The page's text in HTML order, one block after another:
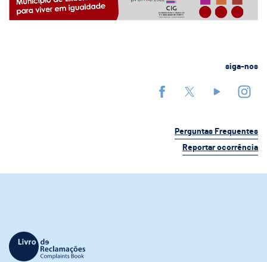
siga-nos
Perguntas Frequentes
Reportar ocorrência